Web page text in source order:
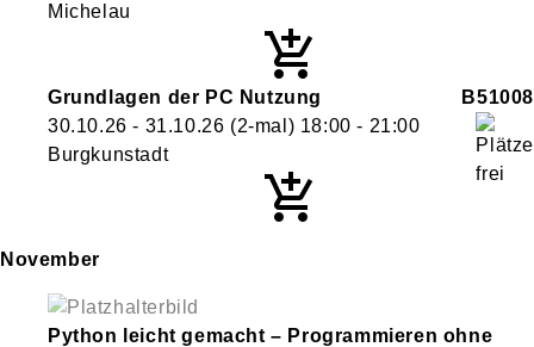
Michelau
Grundlagen der PC Nutzung
B51008
30.10.26 - 31.10.26 (2-mal) 18:00 - 21:00
Burgkunstadt
November
Python leicht gemacht – Programmieren ohne